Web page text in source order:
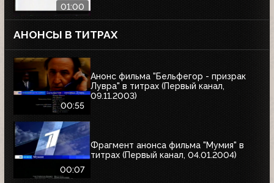
01:00
АНОНСЫ В ТИТРАХ
00:55
Анонс фильма "Бельфегор - призрак
Лувра" в титрах (Первый канал,
09.11.2003)
00:07
Фрагмент анонса фильма "Мумия" в
титрах (Первый канал, 04.01.2004)